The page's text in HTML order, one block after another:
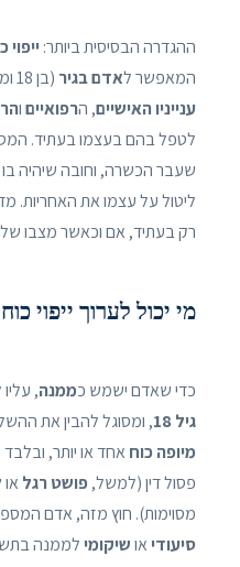
ההגדרה הבסיסית ביותר:
המאפשר לאדם בגיר (בן 18 ומעלה) לקבוע מראש כיצד יטופלו
ענייניו האישיים, הרפואייםו
לטפל בהם בעצמו בעתיד.
שעבר הכשרה, וחובה שיהיה
ליטול על עצמו את האחריות.
רק בעתיד, אם וכאשר מצבו
מי יכול לערוך ייפוי
כדי שאדם ישמש כממנה,
גיל 18
, ומסוגל להבין את
מיופה כוח אחד או יותר,
פסול דין (למשל,פושט רגל או
מסוימות). חוץ מזה, אדם
סיעודי אושיקומי לממנה